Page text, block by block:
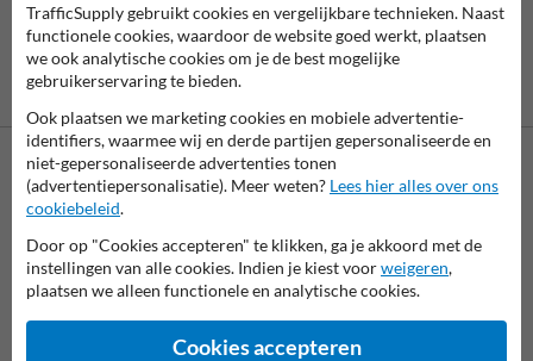
Neem contact met ons op
Wij zijn op werkdagen (van 8.00 tot 17.00) te bereiken op 038-
7920070.
Vragen? Stuur een e-mail naarinfo@trafficsupply.nlof vul het
formulier in en we reageren zo spoedig mogelijk.
info@trafficsupply.nl
TrafficSupply gebruikt cookies en vergelijkbare technieken. Naast
functionele cookies, waardoor de website goed werkt, plaatsen
we ook analytische cookies om je de best mogelijke
gebruikerservaring te bieden.
Ook plaatsen we marketing cookies en mobiele advertentie-
identifiers, waarmee wij en derde partijen gepersonaliseerde en
niet-gepersonaliseerde advertenties tonen
(advertentiepersonalisatie). Meer weten? Lees hier alles over ons
cookiebeleid.
Door op "Cookies accepteren" te klikken, ga je akkoord met de
instellingen van alle cookies. Indien je kiest voorweigeren,
plaatsen we alleen functionele en analytische cookies.
Cookies accepteren